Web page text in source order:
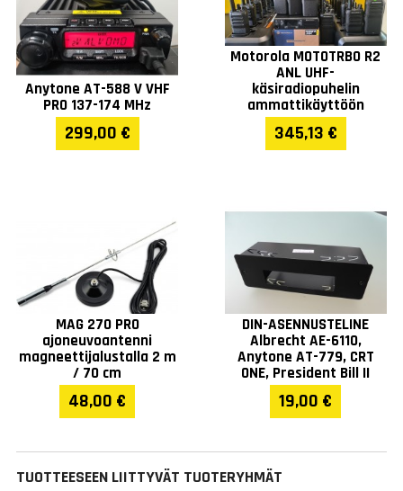
Anytone AT-588 V VHF
PRO 137-174 MHz
299,00 €
Motorola MOTOTRBO R2
ANL UHF-
käsiradiopuhelin
ammattikäyttöön
345,13 €
MAG 270 PRO
ajoneuvoantenni
magneettijalustalla 2 m
/ 70 cm
48,00 €
DIN-ASENNUSTELINE
Albrecht AE-6110,
Anytone AT-779, CRT
ONE, President Bill II
19,00 €
TUOTTEESEEN LIITTYVÄT TUOTERYHMÄT